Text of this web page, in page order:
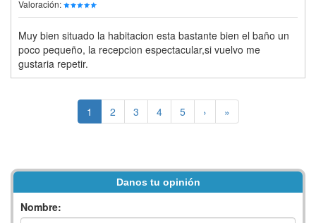
Valoración:
Muy bien situado la habitacion esta bastante bien el baño un
poco pequeño, la recepcion espectacular,si vuelvo me
gustaria repetir.
1 2 3 4 5 › »
Danos tu opinión
Nombre: